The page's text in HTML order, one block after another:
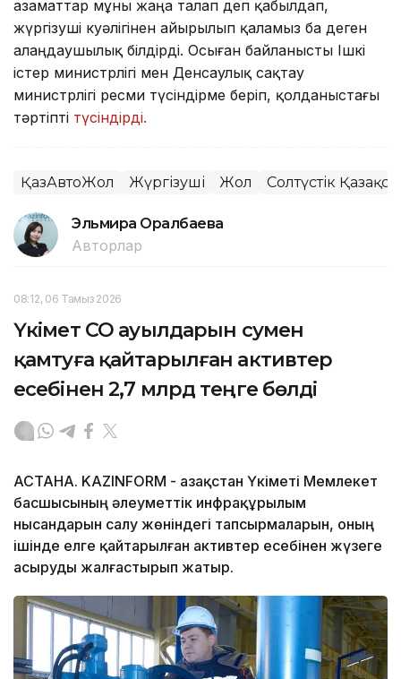
азаматтар мұны жаңа талап деп қабылдап,
жүргізуші куәлігінен айырылып қаламыз ба деген
алаңдаушылық білдірді. Осыған байланысты Ішкі
істер министрлігі мен Денсаулық сақтау
министрлігі ресми түсіндірме беріп, қолданыстағы
тәртіпті түсіндірді.
ҚазАвтоЖол Жүргізуші Жол Солтүстік
Эльмира Оралбаева
Авторлар
08:12, 06 Тамыз 2026
Үкімет СҚО ауылдарын сумен
қамтуға қайтарылған активтер
есебінен 2,7 млрд теңге бөлді
АСТАНА. KAZINFORM - Қазақстан Үкіметі Мемлекет
басшысының әлеуметтік инфрақұрылым
нысандарын салу жөніндегі тапсырмаларын, оның
ішінде елге қайтарылған активтер есебінен жүзеге
асыруды жалғастырып жатыр.